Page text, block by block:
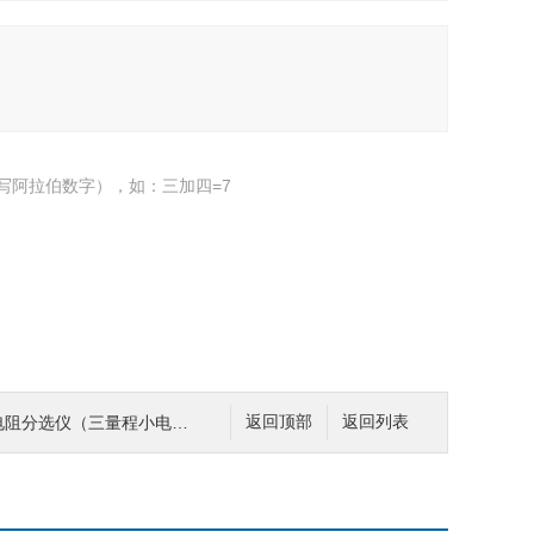
阿拉伯数字），如：三加四=7
返回列表
返回顶部
仪（三量程小电流经济型）